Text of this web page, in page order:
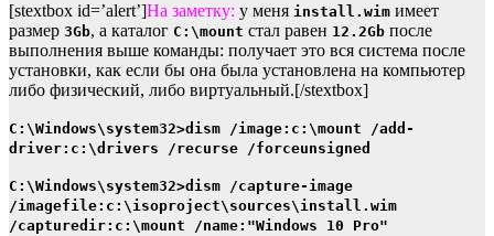
[stextbox id=’alert’]На заметку: у меня install.wim имеет
размер 3Gb, а каталог C:\mount стал равен 12.2Gb после
выполнения выше команды: получает это вся система после
установки, как если бы она была установлена на компьютер
либо физический, либо виртуальный.[/stextbox]
C:\Windows\system32>dism /image:c:\mount /add-
driver:c:\drivers /recurse /forceunsigned
C:\Windows\system32>dism /capture-image
/imagefile:c:\isoproject\sources\install.wim
/capturedir:c:\mount /name:"Windows 10 Pro"